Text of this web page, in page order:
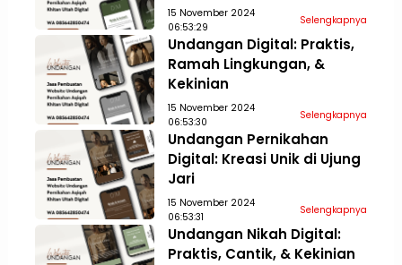
15 November 2024
06:53:29
Selengkapnya
Undangan Digital: Praktis,
Ramah Lingkungan, &
Kekinian
15 November 2024
06:53:30
Selengkapnya
Undangan Pernikahan
Digital: Kreasi Unik di Ujung
Jari
15 November 2024
06:53:31
Selengkapnya
Undangan Nikah Digital:
Praktis, Cantik, & Kekinian